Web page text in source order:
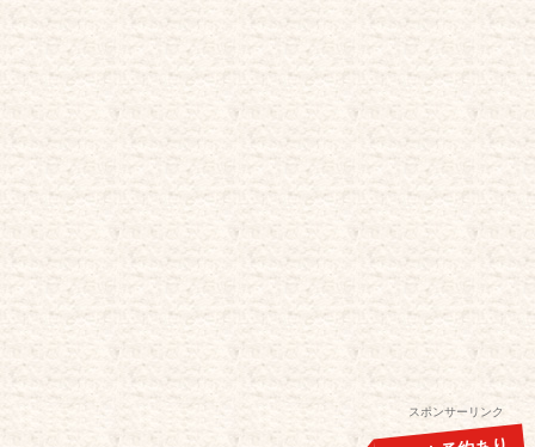
スポンサーリンク